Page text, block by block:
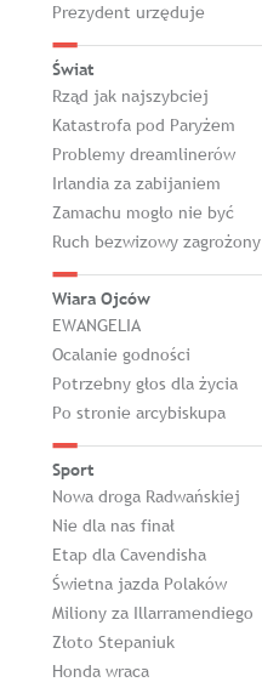
Prezydent urzęduje
Świat
Rząd jak najszybciej
Katastrofa pod Paryżem
Problemy dreamlinerów
Irlandia za zabijaniem
Zamachu mogło nie być
Ruch bezwizowy zagrożony
Wiara Ojców
EWANGELIA
Ocalanie godności
Potrzebny głos dla życia
Po stronie arcybiskupa
Sport
Nowa droga Radwańskiej
Nie dla nas finał
Etap dla Cavendisha
Świetna jazda Polaków
Miliony za Illarramendiego
Złoto Stepaniuk
Honda wraca